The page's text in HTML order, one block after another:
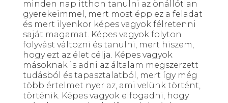
minden nap itthon tanulni az önállótlan
gyerekeimmel, mert most épp ez a feladat
és mert ilyenkor képes vagyok félretenni
saját magamat. Képes vagyok folyton
folyvást változni és tanulni, mert hiszem,
hogy ezt az élet célja. Képes vagyok
másoknak is adni az általam megszerzett
tudásból és tapasztalatból, mert így még
több értelmet nyer az, ami velünk történt,
történik. Képes vagyok elfogadni, hogy